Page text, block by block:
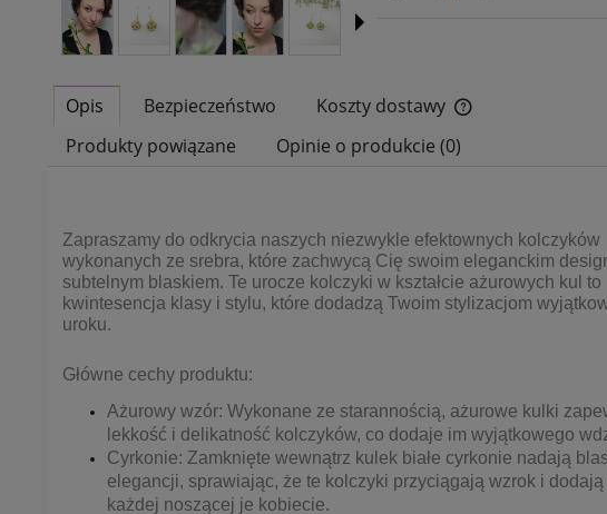
Opis Bezpieczeństwo Koszty dostawy
Produkty powiązane Opinie o produkcie (0)
Zapraszamy do odkrycia naszych niezwykle efektownych kolczyków
wykonanych ze srebra, które zachwycą Cię swoim eleganckim
subtelnym blaskiem. Te urocze kolczyki w kształcie ażurowych kul to
kwintesencja klasy i stylu, które dodadzą Twoim stylizacjom
uroku.
Główne cechy produktu:
Ażurowy wzór: Wykonane ze starannością, ażurowe kulki
lekkość i delikatność kolczyków, co dodaje im wyjątkowego
Cyrkonie: Zamknięte wewnątrz kulek białe cyrkonie nadają
elegancji, sprawiając, że te kolczyki przyciągają wzrok i
każdej noszącej je kobiecie.